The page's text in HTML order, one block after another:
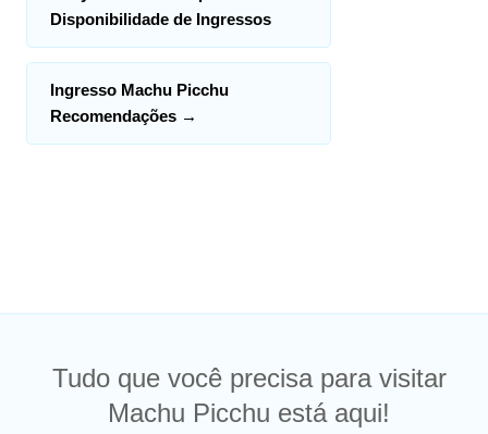
Disponibilidade de Ingressos
Ingresso Machu Picchu
Recomendações →
Tudo que você precisa para visitar
Machu Picchu está aqui!